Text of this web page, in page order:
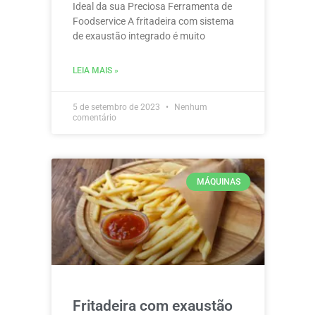
Ideal da sua Preciosa Ferramenta de
Foodservice A fritadeira com sistema
de exaustão integrado é muito
LEIA MAIS »
5 de setembro de 2023
Nenhum
comentário
MÁQUINAS
Fritadeira com exaustão